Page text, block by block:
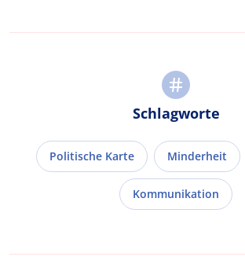
Schlagworte
Politische Karte Minderheit
Kommunikation